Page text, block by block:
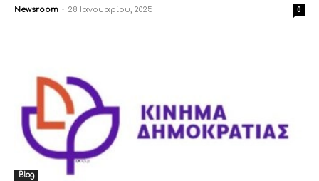
Newsroom - 28 Ιανουαρίου, 2025 0
Blog